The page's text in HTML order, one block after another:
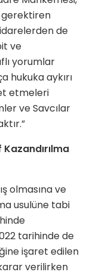
gerektiren
de
ve
yorumlar
hukuka aykırı
etmeleri
ve Savcılar
olmasına ve
usulüne tabi
tarihinde de
işaret edilen
verilirken